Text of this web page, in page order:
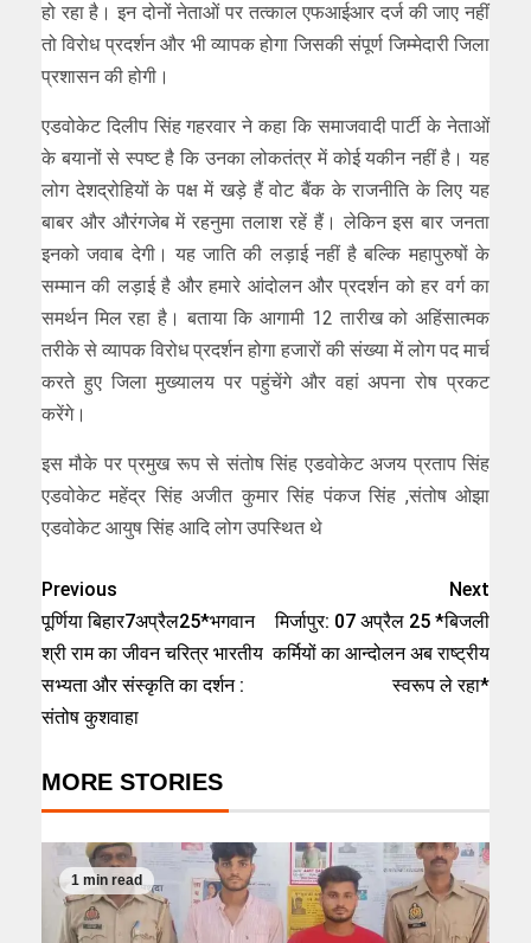
हो रहा है। इन दोनों नेताओं पर तत्काल एफआईआर दर्ज की जाए नहीं
तो विरोध प्रदर्शन और भी व्यापक होगा जिसकी संपूर्ण जिम्मेदारी जिला
प्रशासन की होगी।
एडवोकेट दिलीप सिंह गहरवार ने कहा कि समाजवादी पार्टी के नेताओं
के बयानों से स्पष्ट है कि उनका लोकतंत्र में कोई यकीन नहीं है। यह
लोग देशद्रोहियों के पक्ष में खड़े हैं वोट बैंक के राजनीति के लिए यह
बाबर और औरंगजेब में रहनुमा तलाश रहें हैं। लेकिन इस बार जनता
इनको जवाब देगी। यह जाति की लड़ाई नहीं है बल्कि महापुरुषों के
सम्मान की लड़ाई है और हमारे आंदोलन और प्रदर्शन को हर वर्ग का
समर्थन मिल रहा है। बताया कि आगामी 12 तारीख को अहिंसात्मक
तरीके से व्यापक विरोध प्रदर्शन होगा हजारों की संख्या में लोग पद मार्च
करते हुए जिला मुख्यालय पर पहुंचेंगे और वहां अपना रोष प्रकट
करेंगे।
इस मौके पर प्रमुख रूप से संतोष सिंह एडवोकेट अजय प्रताप सिंह
एडवोकेट महेंद्र सिंह अजीत कुमार सिंह पंकज सिंह ,संतोष ओझा
एडवोकेट आयुष सिंह आदि लोग उपस्थित थे
Previous
पूर्णिया बिहार7अप्रैल25*भगवान
श्री राम का जीवन चरित्र भारतीय
सभ्यता और संस्कृति का दर्शन :
संतोष कुशवाहा
Next
मिर्जापुर: 07 अप्रैल 25 *बिजली
कर्मियों का आन्दोलन अब राष्ट्रीय
स्वरूप ले रहा*
MORE STORIES
1 min read